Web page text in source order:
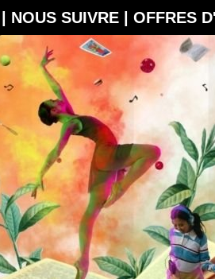
NOUS SUIVRE | OFFRES